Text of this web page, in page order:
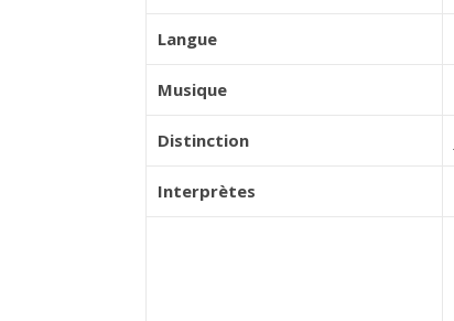
Langue
Musique
Distinction
Interprètes